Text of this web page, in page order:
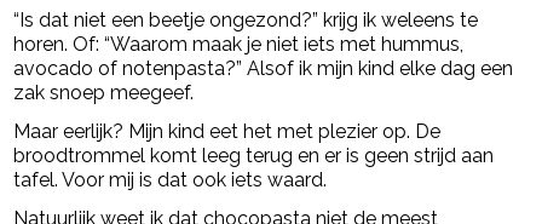
“Is dat niet een beetje ongezond?” krijg ik weleens te
horen. Of: “Waarom maak je niet iets met hummus,
avocado of notenpasta?” Alsof ik mijn kind elke dag een
zak snoep meegeef.
Maar eerlijk? Mijn kind eet het met plezier op. De
broodtrommel komt leeg terug en er is geen strijd aan
tafel. Voor mij is dat ook iets waard.
Natuurlijk weet ik dat chocopasta niet de meest